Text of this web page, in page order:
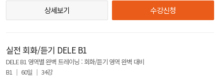
상세보기 수강신청
실전 회화/듣기 DELE B1
DELE B1 영역별 완벽 트레이닝 : 회화/듣기 영역 완벽 대비
B1 │ 60일 │ 34강